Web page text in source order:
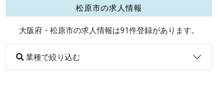
松原市の求人情報
大阪府・松原市の求人情報は91件登録があります。
業種で絞り込む